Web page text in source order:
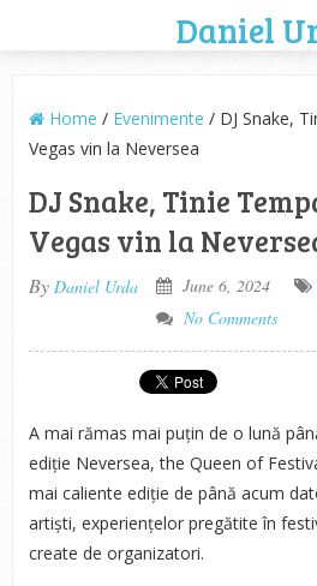
Daniel
Home / Evenimente / DJ Snake,
Vegas vin la Neversea
DJ Snake, Tinie
Vegas vin la
By Daniel Urda June 6, 2024
No Comments
A mai rămas mai puțin de o lună
ediție Neversea, the Queen of
mai caliente ediție de până acum
artiști, experiențelor pregătite în
create de organizatori.